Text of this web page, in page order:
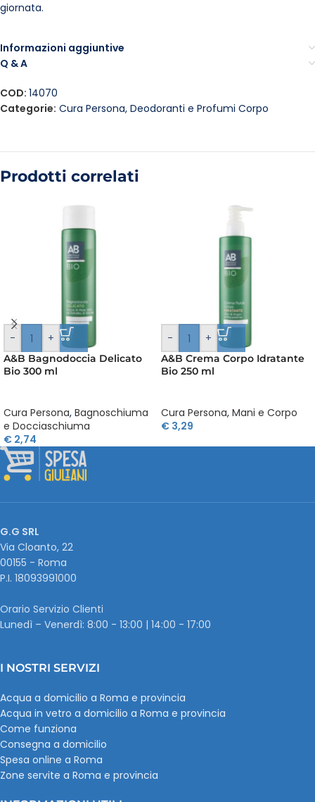
giornata.
Informazioni aggiuntive
Q & A
COD: 14070
Categorie: Cura Persona, Deodoranti e Profumi Corpo
Prodotti correlati
- +
A&B Bagnodoccia Delicato
Bio 300 ml
Cura Persona, Bagnoschiuma
e Docciaschiuma
€ 2,74
- +
A&B Crema Corpo Idratante
Bio 250 ml
Cura Persona, Mani e Corpo
€ 3,29
G.G SRL
Via Cloanto, 22
00155 - Roma
P.I. ‭18093991000
Orario Servizio Clienti
Lunedì – Venerdì: 8:00 - 13:00 | 14:00 - 17:00
I NOSTRI SERVIZI
Acqua a domicilio a Roma e provincia
Acqua in vetro a domicilio a Roma e provincia
Come funziona
Consegna a domicilio
Spesa online a Roma
Zone servite a Roma e provincia